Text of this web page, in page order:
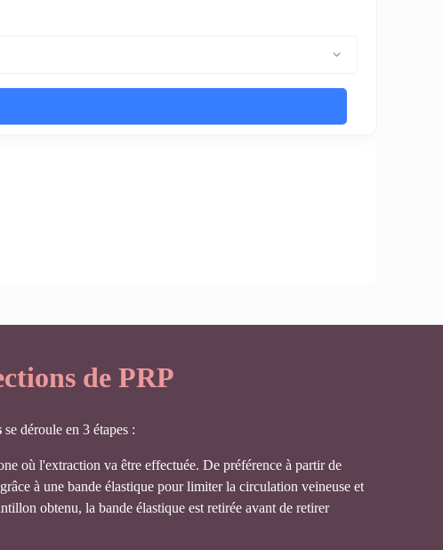
de PRP
se déroule en 3 étapes :
où l'extraction va être effectuée. De préférence à partir de
à une bande élastique pour limiter la circulation veineuse et
obtenu, la bande élastique est retirée avant de retirer